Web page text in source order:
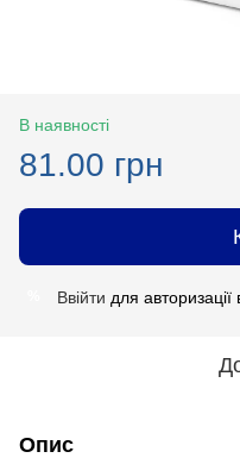
В наявності
81.00 грн
Ввійти для авторизації
Опис